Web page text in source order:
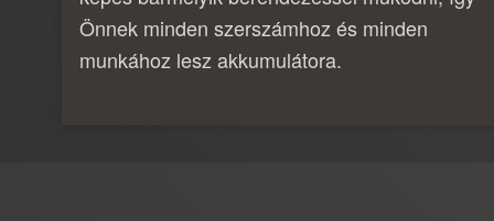
Önnek minden szerszámhoz és minden
munkához lesz akkumulátora.